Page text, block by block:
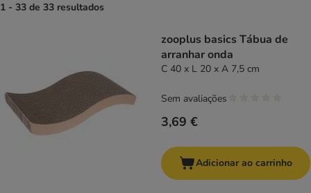
1 - 33 de 33 resultados
zooplus basics Tábua de
arranhar onda
C 40 x L 20 x A 7,5 cm
3,69 €
Sem avaliações
Adicionar ao carrinho